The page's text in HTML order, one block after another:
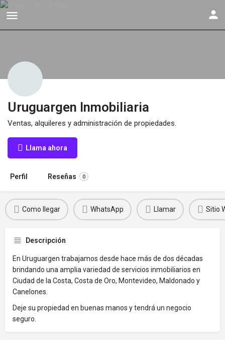
Uruguargen Inmobiliaria
Ventas, alquileres y administración de propiedades.
Llama ahora
Perfil Reseñas 0
Como llegar WhatsApp Llamar Sitio
Descripción
En Uruguargen trabajamos desde hace más de dos décadas
brindando una amplia variedad de servicios inmobiliarios en
Ciudad de la Costa, Costa de Oro, Montevideo, Maldonado y
Canelones.
Deje su propiedad en buenas manos y tendrá un negocio
seguro.